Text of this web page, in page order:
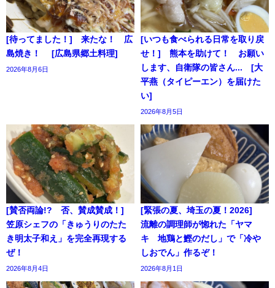
[待ってました！] 来たな！ 広
島焼き！ [広島県郷土料理]
2026年8月6日
[いつも食べられる日常を取り戻
せ！] 熊本を助けて！ お願い
します、自衛隊の皆さん... [大
平燕（タイピーエン）を届けた
い]
2026年8月5日
[賛否両論!? 否、賛成賛成！]
笠原シェフの「きゅうりのたた
き明太子和え」を完全再現する
ぜ！
2026年8月4日
[緊張の夏、埼玉の夏！2026]
流離の調理師が惚れた「ヤマ
キ 地鶏と鰹のだし」で「冷や
しおでん」作るぞ！
2026年8月1日